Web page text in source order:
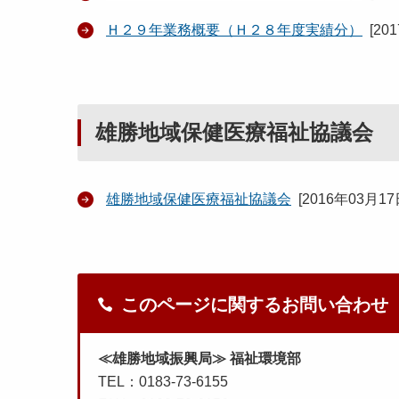
Ｈ２９年業務概要（Ｈ２８年度実績分） [
雄勝地域保健医療福祉協議会
雄勝地域保健医療福祉協議会 [2016年03月17
このページに関するお問い合わせ
≪雄勝地域振興局≫ 福祉環境部
TEL：0183-73-6155